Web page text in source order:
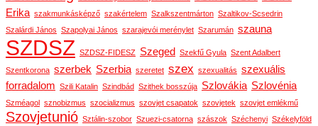
Erika szakmunkásképző szakértelem Szalkszentmárton Szaltikov-Scsedrin
Szalárdi János Szapolyai János szarajevói merénylet Szarumán szauna
SZDSZ SZDSZ-FIDESZ Szeged Szekfű Gyula Szent Adalbert
Szentkorona szerbek Szerbia szeretet szex szexualitás szexuális
forradalom Szili Katalin Szindbád Szithek bosszúja Szlovákia Szlovénia
Szméagol sznobizmus szocializmus szovjet csapatok szovjetek szovjet emlékmű
Szovjetunió Sztálin-szobor Szuezi-csatorna szászok Széchenyi Székelyföld